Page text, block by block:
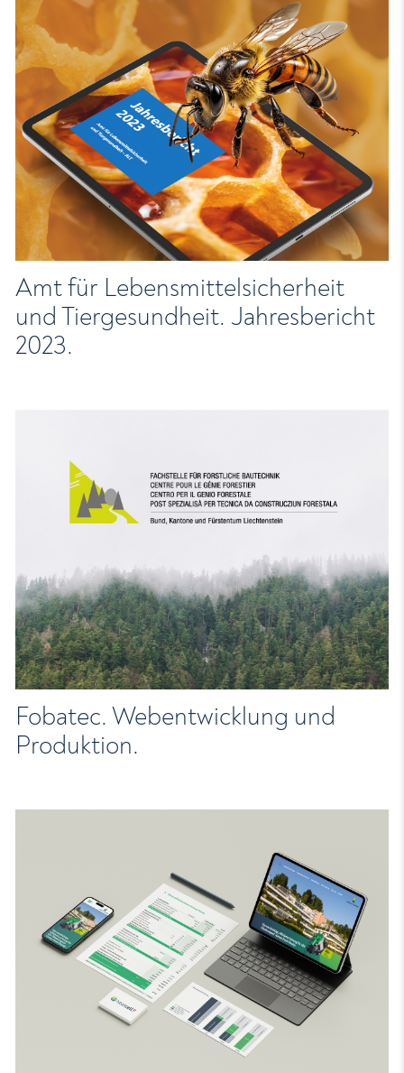
Amt für Lebensmittelsicherheit
und Tiergesundheit. Jahresbericht
2023.
Fobatec. Webentwicklung und
Produktion.